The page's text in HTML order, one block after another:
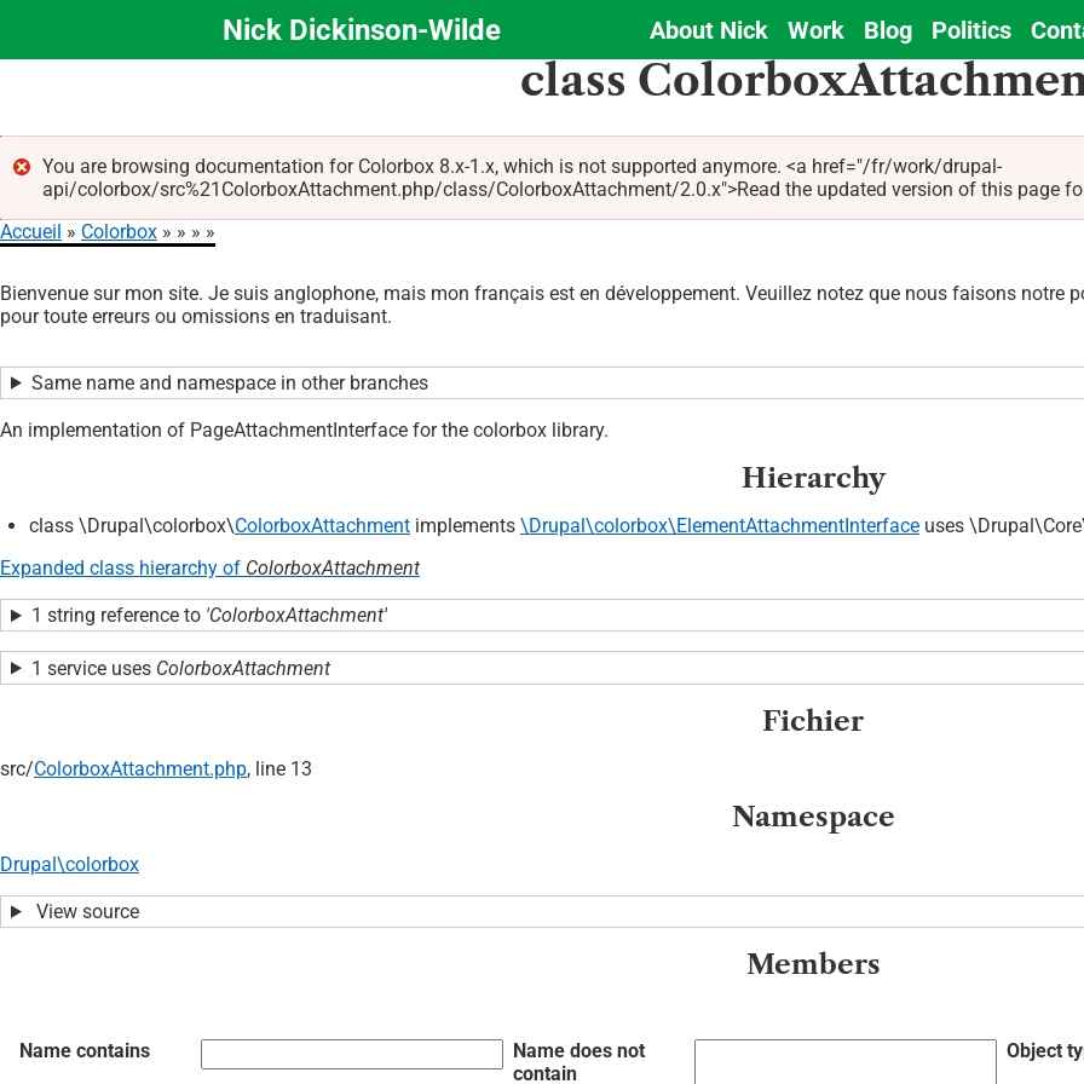
Aller
principal
Nick Dickinson-Wilde
Main
navigation
About Nick Work Blog Politics
class
Message
d'erreur
You are browsing documentation for Colorbox 8.x-1.x, which is not supported anymore. <a href="/fr/work/drupal-
api/colorbox/src%21ColorboxAttachment.php/class/ColorboxAttachment/2.0.x">Read the updated version of this page
d'Ariane
Accueil Colorbox
Bienvenue sur mon site. Je suis anglophone, mais mon français est en développement. Veuillez notez que nous faisons notre
pour toute erreurs ou omissions en traduisant.
Same name and namespace in other branches
An implementation of PageAttachmentInterface for the colorbox library.
Hierarchy
class \Drupal\colorbox\ColorboxAttachment implements \Drupal\colorbox\ElementAttachmentInterface uses
Expanded class hierarchy of ColorboxAttachment
1 string reference to 'ColorboxAttachment'
1 service uses ColorboxAttachment
Fichier
src/ColorboxAttachment.php, line 13
Namespace
Drupal\colorbox
View source
Members
Name contains
Name does not
contain
Object